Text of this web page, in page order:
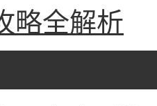
略全解析